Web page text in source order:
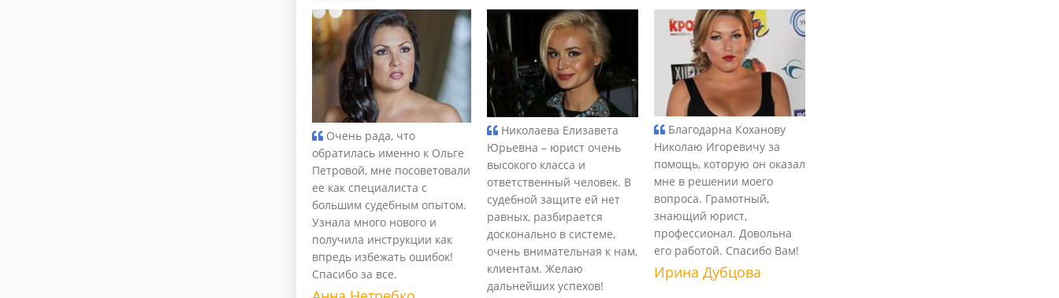
Очень рада, что
обратилась именно к Ольге
Петровой, мне посоветовали
ее как специалиста с
большим судебным опытом.
Узнала много нового и
получила инструкции как
впредь избежать ошибок!
Спасибо за все.
Николаева Елизавета
Юрьевна – юрист очень
высокого класса и
ответственный человек. В
судебной защите ей нет
равных, разбирается
досконально в системе,
очень внимательная к нам,
клиентам. Желаю
дальнейших успехов!
Благодарна Коханову
Николаю Игоревичу за
помощь, которую он оказал
мне в решении моего
вопроса. Грамотный,
знающий юрист,
профессионал. Довольна
его работой. Спасибо Вам!
Ирина Дубцова